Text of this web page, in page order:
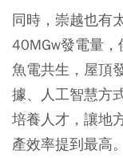
同時，崇越也有
40MGw發電量
魚電共生，屋頂
據、人工智慧方
培養人才，讓地
產效率提到最高。